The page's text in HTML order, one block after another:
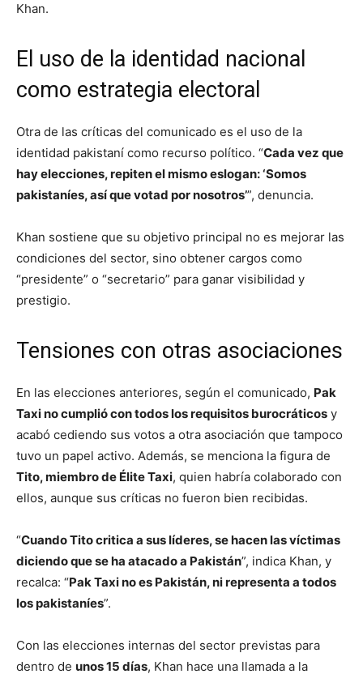
Khan.
El uso de la identidad nacional
como estrategia electoral
Otra de las críticas del comunicado es el uso de la
identidad pakistaní como recurso político. “Cada vez que
hay elecciones, repiten el mismo eslogan: ‘Somos
pakistaníes, así que votad por nosotros’”, denuncia.
Khan sostiene que su objetivo principal no es mejorar las
condiciones del sector, sino obtener cargos como
“presidente” o “secretario” para ganar visibilidad y
prestigio.
Tensiones con otras asociaciones
En las elecciones anteriores, según el comunicado, Pak
Taxi no cumplió con todos los requisitos burocráticos y
acabó cediendo sus votos a otra asociación que tampoco
tuvo un papel activo. Además, se menciona la figura de
Tito, miembro de Élite Taxi, quien habría colaborado con
ellos, aunque sus críticas no fueron bien recibidas.
“Cuando Tito critica a sus líderes, se hacen las víctimas
diciendo que se ha atacado a Pakistán”, indica Khan, y
recalca: “Pak Taxi no es Pakistán, ni representa a todos
los pakistaníes”.
Con las elecciones internas del sector previstas para
dentro de unos 15 días, Khan hace una llamada a la